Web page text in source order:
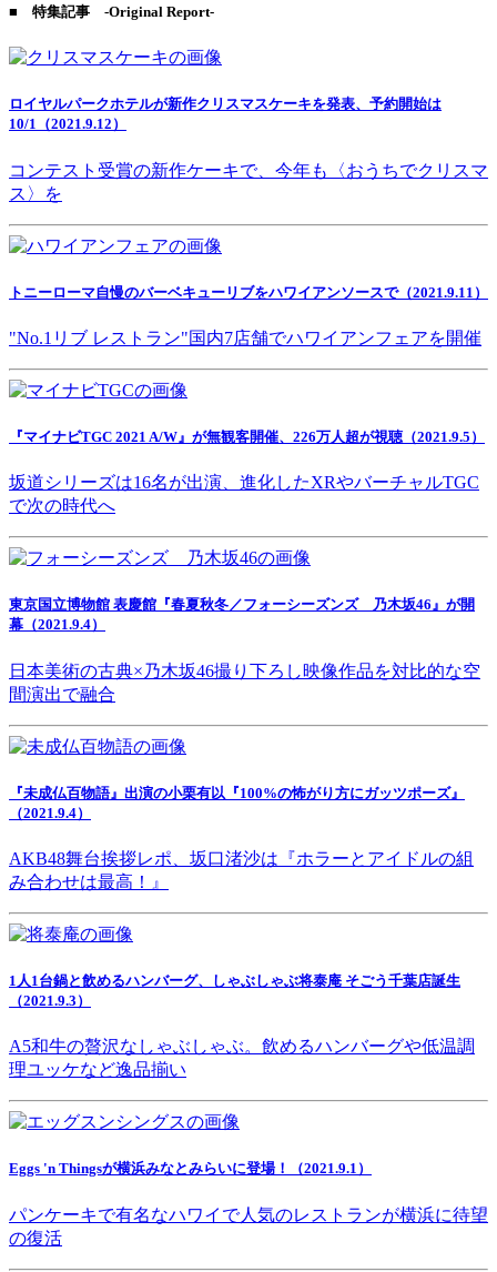
■ 特集記事 -Original Report-
ロイヤルパークホテルが新作クリスマスケーキを発表、予約開始は
10/1（2021.9.12）
コンテスト受賞の新作ケーキで、今年も〈おうちでクリスマ
ス〉を
トニーローマ自慢のバーベキューリブをハワイアンソースで（2021.9.11）
"No.1リブ レストラン"国内7店舗でハワイアンフェアを開催
『マイナビTGC 2021 A/W』が無観客開催、226万人超が視聴（2021.9.5）
坂道シリーズは16名が出演、進化したXRやバーチャルTGC
で次の時代へ
東京国立博物館 表慶館『春夏秋冬／フォーシーズンズ 乃木坂46』が開
幕（2021.9.4）
日本美術の古典×乃木坂46撮り下ろし映像作品を対比的な空
間演出で融合
『未成仏百物語』出演の小栗有以『100%の怖がり方にガッツポーズ』
（2021.9.4）
AKB48舞台挨拶レポ、坂口渚沙は『ホラーとアイドルの組
み合わせは最高！』
1人1台鍋と飲めるハンバーグ、しゃぶしゃぶ将泰庵 そごう千葉店誕生
（2021.9.3）
A5和牛の贅沢なしゃぶしゃぶ。飲めるハンバーグや低温調
理ユッケなど逸品揃い
Eggs 'n Thingsが横浜みなとみらいに登場！（2021.9.1）
パンケーキで有名なハワイで人気のレストランが横浜に待望
の復活